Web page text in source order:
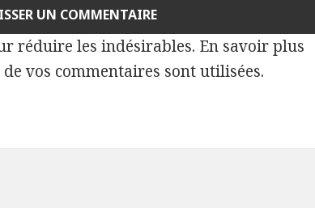
réduire les indésirables. En savoir plus
vos commentaires sont utilisées.